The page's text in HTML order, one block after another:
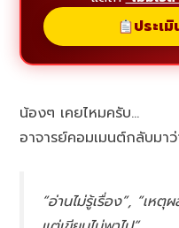
ประเ
น้องๆ เคยไหมครับ…
อาจารย์คอมเมนต์กลับมาว่
“อ่านไม่รู้เรื่อง”, “เห